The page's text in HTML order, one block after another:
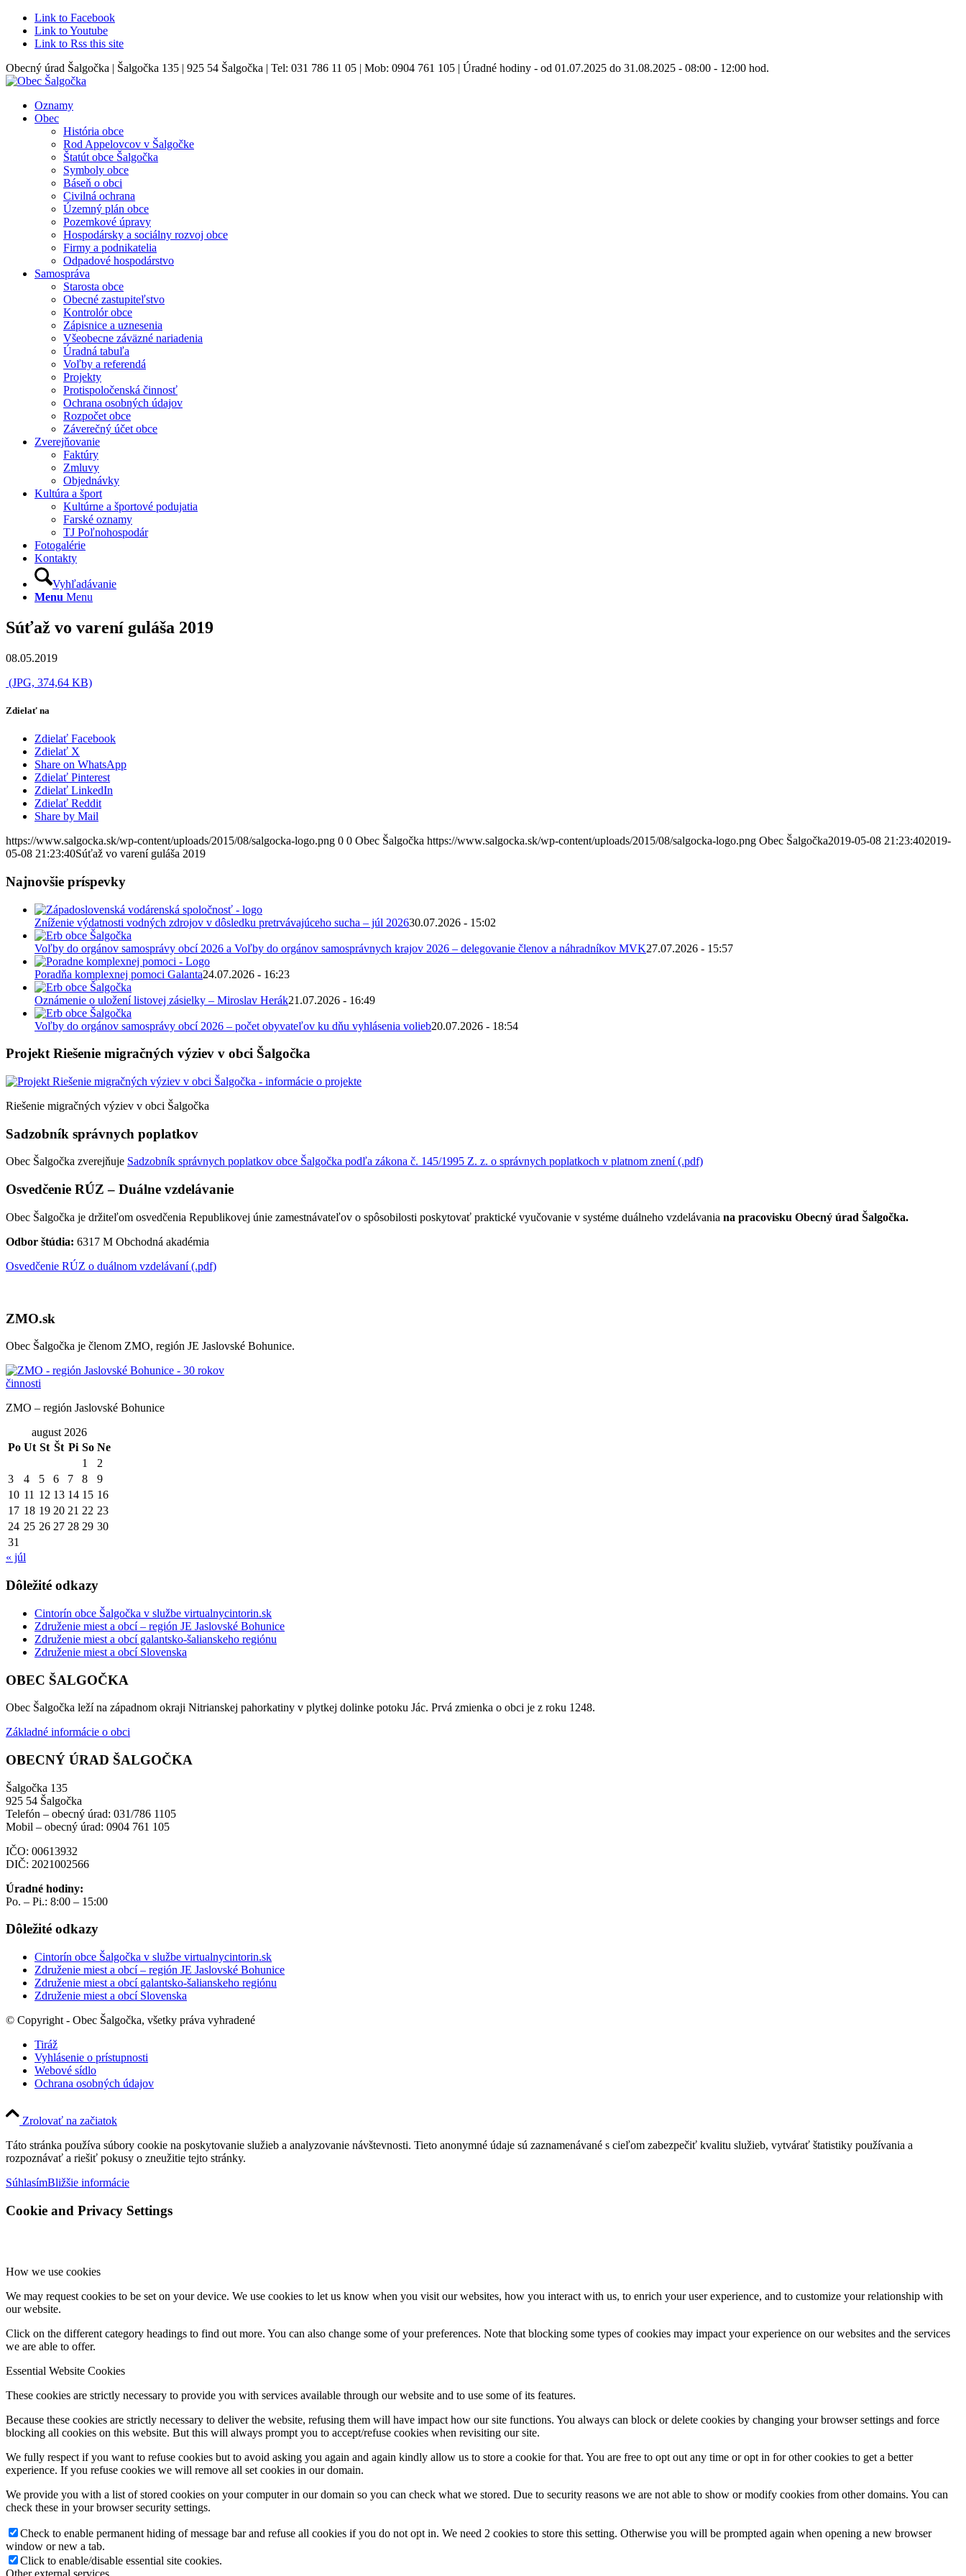
Link to Facebook
Link to Youtube
Link to Rss this site
Obecný úrad Šalgočka | Šalgočka 135 | 925 54 Šalgočka | Tel: 031 786 11 05 | Mob: 0904 761 105 | Úradné hodiny - od 01.07.2025 do 31.08.2025 - 08:00 - 12:00 hod.
Oznamy
Obec
História obce
Rod Appelovcov v Šalgočke
Štatút obce Šalgočka
Symboly obce
Báseň o obci
Civilná ochrana
Územný plán obce
Pozemkové úpravy
Hospodársky a sociálny rozvoj obce
Firmy a podnikatelia
Odpadové hospodárstvo
Samospráva
Starosta obce
Obecné zastupiteľstvo
Kontrolór obce
Zápisnice a uznesenia
Všeobecne záväzné nariadenia
Úradná tabuľa
Voľby a referendá
Projekty
Protispoločenská činnosť
Ochrana osobných údajov
Rozpočet obce
Záverečný účet obce
Zverejňovanie
Faktúry
Zmluvy
Objednávky
Kultúra a šport
Kultúrne a športové podujatia
Farské oznamy
TJ Poľnohospodár
Fotogalérie
Kontakty
Vyhľadávanie
Menu Menu
Súťaž vo varení guláša 2019
08.05.2019
(JPG, 374,64 KB)
Zdielať na
Zdielať Facebook
Zdielať X
Share on WhatsApp
Zdielať Pinterest
Zdielať LinkedIn
Zdielať Reddit
Share by Mail
https://www.salgocka.sk/wp-content/uploads/2015/08/salgocka-logo.png 0 0 Obec Šalgočka https://www.salgocka.sk/wp-content/uploads/2015/08/salgocka-logo.png Obec Šalgočka2019-05-08 21:23:402019-
05-08 21:23:40Súťaž vo varení guláša 2019
Najnovšie príspevky
Zníženie výdatnosti vodných zdrojov v dôsledku pretrvávajúceho sucha – júl 202630.07.2026 - 15:02
Voľby do orgánov samosprávy obcí 2026 a Voľby do orgánov samosprávnych krajov 2026 – delegovanie členov a náhradníkov MVK27.07.2026 - 15:57
Poradňa komplexnej pomoci Galanta24.07.2026 - 16:23
Oznámenie o uložení listovej zásielky – Miroslav Herák21.07.2026 - 16:49
Voľby do orgánov samosprávy obcí 2026 – počet obyvateľov ku dňu vyhlásenia volieb20.07.2026 - 18:54
Projekt Riešenie migračných výziev v obci Šalgočka
Riešenie migračných výziev v obci Šalgočka
Sadzobník správnych poplatkov
Obec Šalgočka zverejňuje Sadzobník správnych poplatkov obce Šalgočka podľa zákona č. 145/1995 Z. z. o správnych poplatkoch v platnom znení (.pdf)
Osvedčenie RÚZ – Duálne vzdelávanie
Obec Šalgočka je držiteľom osvedčenia Republikovej únie zamestnávateľov o spôsobilosti poskytovať praktické vyučovanie v systéme duálneho vzdelávania na pracovisku Obecný úrad Šalgočka.
Odbor štúdia: 6317 M Obchodná akadémia
Osvedčenie RÚZ o duálnom vzdelávaní (.pdf)
ZMO.sk
Obec Šalgočka je členom ZMO, región JE Jaslovské Bohunice.
ZMO – región Jaslovské Bohunice
august 2026
Po Ut St Št Pi So Ne
1
2
3
4 5 6 7 8
9
10 11 12 13 14 15 16
17 18 19 20 21 22 23
24 25 26 27 28 29 30
31
« júl
Dôležité odkazy
Cintorín obce Šalgočka v službe virtualnycintorin.sk
Združenie miest a obcí – región JE Jaslovské Bohunice
Združenie miest a obcí galantsko-šalianskeho regiónu
Združenie miest a obcí Slovenska
OBEC ŠALGOČKA
Obec Šalgočka leží na západnom okraji Nitrianskej pahorkatiny v plytkej dolinke potoku Jác. Prvá zmienka o obci je z roku 1248.
Základné informácie o obci
OBECNÝ ÚRAD ŠALGOČKA
Šalgočka 135
925 54 Šalgočka
Telefón – obecný úrad: 031/786 1105
Mobil – obecný úrad: 0904 761 105
IČO: 00613932
DIČ: 2021002566
Úradné hodiny:
Po. – Pi.: 8:00 – 15:00
Dôležité odkazy
Cintorín obce Šalgočka v službe virtualnycintorin.sk
Združenie miest a obcí – región JE Jaslovské Bohunice
Združenie miest a obcí galantsko-šalianskeho regiónu
Združenie miest a obcí Slovenska
© Copyright - Obec Šalgočka, všetky práva vyhradené
Tiráž
Vyhlásenie o prístupnosti
Webové sídlo
Ochrana osobných údajov
Zrolovať na začiatok
Táto stránka používa súbory cookie na poskytovanie služieb a analyzovanie návštevnosti. Tieto anonymné údaje sú zaznamenávané s cieľom zabezpečiť kvalitu služieb, vytvárať štatistiky používania a
rozpoznávať a riešiť pokusy o zneužitie tejto stránky.
SúhlasímBližšie informácie
Cookie and Privacy Settings
How we use cookies
We may request cookies to be set on your device. We use cookies to let us know when you visit our websites, how you interact with us, to enrich your user experience, and to customize your relationship with
our website.
Click on the different category headings to find out more. You can also change some of your preferences. Note that blocking some types of cookies may impact your experience on our websites and the services
we are able to offer.
Essential Website Cookies
These cookies are strictly necessary to provide you with services available through our website and to use some of its features.
Because these cookies are strictly necessary to deliver the website, refusing them will have impact how our site functions. You always can block or delete cookies by changing your browser settings and force
blocking all cookies on this website. But this will always prompt you to accept/refuse cookies when revisiting our site.
We fully respect if you want to refuse cookies but to avoid asking you again and again kindly allow us to store a cookie for that. You are free to opt out any time or opt in for other cookies to get a better
experience. If you refuse cookies we will remove all set cookies in our domain.
We provide you with a list of stored cookies on your computer in our domain so you can check what we stored. Due to security reasons we are not able to show or modify cookies from other domains. You can
check these in your browser security settings.
Check to enable permanent hiding of message bar and refuse all cookies if you do not opt in. We need 2 cookies to store this setting. Otherwise you will be prompted again when opening a new browser
window or new a tab.
Click to enable/disable essential site cookies.
Other external services